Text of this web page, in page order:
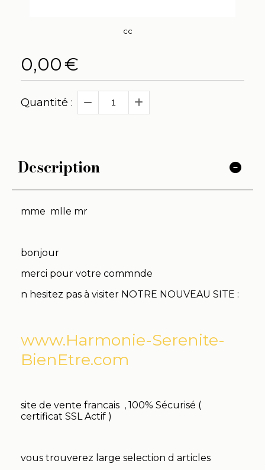
cc
0,00€
Quantité :
Description
mme mlle mr
bonjour
merci pour votre commnde
n hesitez pas à visiter NOTRE NOUVEAU SITE :
www.Harmonie-Serenite-
BienEtre.com
site de vente francais , 100% Sécurisé (
certificat SSL Actif )
vous trouverez large selection d articles